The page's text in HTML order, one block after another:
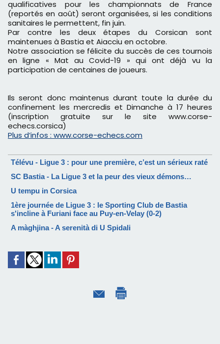
qualificatives pour les championnats de France
(reportés en août) seront organisées, si les conditions
sanitaires le permettent, fin juin.
Par contre les deux étapes du Corsican sont
maintenues à Bastia et Aiacciu en octobre.
Notre association se félicite du succès de ces tournois
en ligne « Mat au Covid-19 » qui ont déjà vu la
participation de centaines de joueurs.
Ils seront donc maintenus durant toute la durée du
confinement les mercredis et Dimanche à 17 heures
(inscription gratuite sur le site www.corse-
echecs.corsica)
Plus d’infos : www.corse-echecs.com
Télévu - Ligue 3 : pour une première, c’est un sérieux raté
SC Bastia - La Ligue 3 et la peur des vieux démons…
U tempu in Corsica
1ère journée de Ligue 3 : le Sporting Club de Bastia
s'incline à Furiani face au Puy-en-Velay (0-2)
A màghjina - A serenità di U Spidali